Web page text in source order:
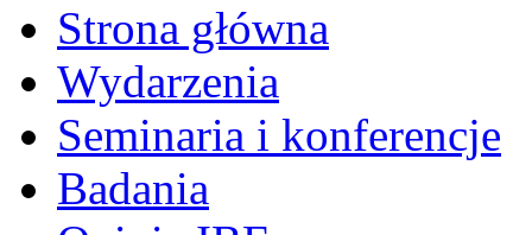
Strona główna
Wydarzenia
Seminaria i konferencje
Badania